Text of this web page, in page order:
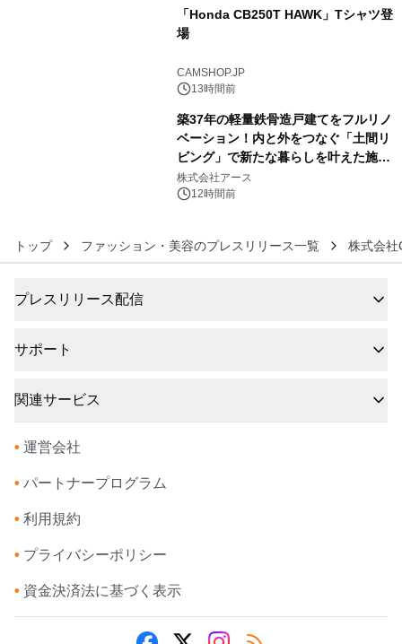
「Honda CB250T HAWK」Tシャツ登
場
CAMSHOP.JP
13時間前
築37年の軽量鉄骨造戸建てをフルリノ
ベーション！内と外をつなぐ「土間リ
ビング」で新たな暮らしを叶えた施工
事例を株式会社アースが公開
株式会社アース
12時間前
トップ ファッション・美容のプレスリリース一覧 株式会社
プレスリリース配信
サポート
関連サービス
• 運営会社
• パートナープログラム
• 利用規約
• プライバシーポリシー
• 資金決済法に基づく表示